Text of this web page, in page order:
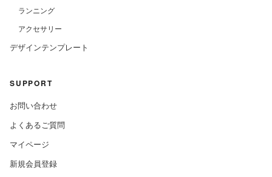
ランニング
アクセサリー
デザインテンプレート
SUPPORT
お問い合わせ
よくあるご質問
マイページ
新規会員登録